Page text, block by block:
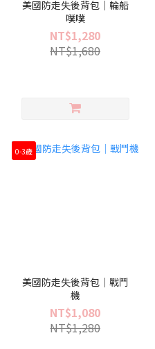
美國防走失後背包｜輪船
噗噗
NT$1,280
NT$1,680
0-3歲
美國防走失後背包｜戰鬥
機
NT$1,080
NT$1,280